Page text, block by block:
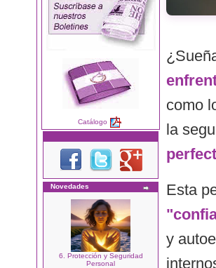
Catálogo
Novedades
6. Protección y Seguridad
Personal
como
la
Esta
y